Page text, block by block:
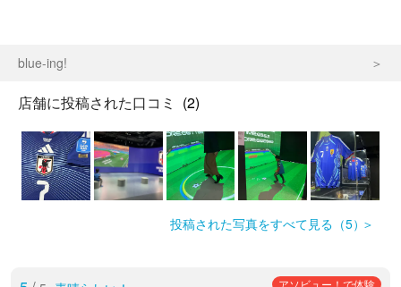
blue-ing!
店舗に投稿された口コミ (2)
投稿された写真をすべて見る（5）
アソビュー！で体験